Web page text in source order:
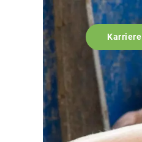
Karriere